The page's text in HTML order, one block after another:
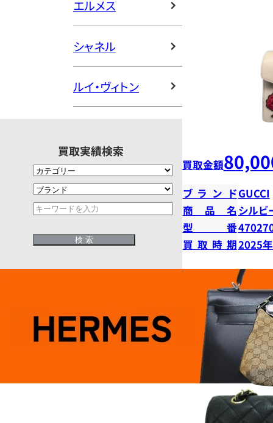
エルメス
シャネル
ルイ・ヴィトン
買取実績検索
買取金額
ブランドGUCCI
商品名 シルビ
型番
買取時期2025